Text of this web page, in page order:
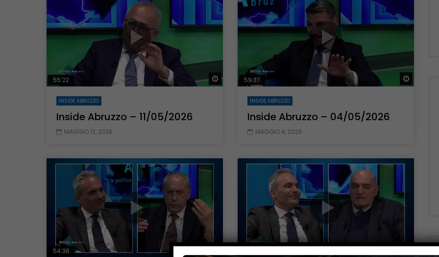
Guarda Dopo
55:22
INSIDE ABRUZZO
Inside Abruzzo – 11/05/2026
MAGGIO 12, 2026
59:37
INSIDE ABRUZZO
Inside Abruzzo – 04/05/2026
MAGGIO 4, 2026
54:36